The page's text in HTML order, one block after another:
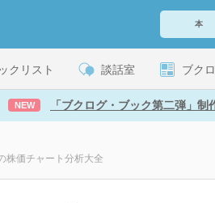
クリスト 談話室 ブク
NEW 「ブクログ・ブック第二弾」
株価チャート分析大全